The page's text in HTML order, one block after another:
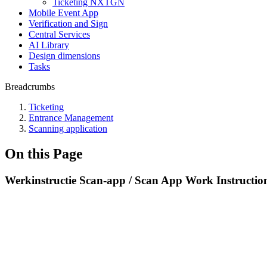
Ticketing NXTGN
Mobile Event App
Verification and Sign
Central Services
AI Library
Design dimensions
Tasks
Breadcrumbs
Ticketing
Entrance Management
Scanning application
On this Page
Werkinstructie Scan-app / Scan App Work